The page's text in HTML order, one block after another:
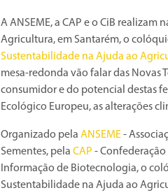
A ANSEME, a CAP e o CiB
Agricultura, em Santarém, o
Sustentabilidade na Ajuda ao
mesa-redonda vão falar das Novas
consumidor e do potencial destas
Ecológico Europeu, as alterações
Organizado pela ANSEME-
Sementes, pela CAP -
Informação de Biotecnologia, o
Sustentabilidade na Ajuda ao